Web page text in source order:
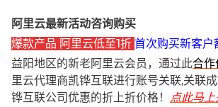
阿里云最新活动咨询购买
爆款产品 阿里云低至1折 首次购买新客户
益阳地区的新老阿里云会员，通过此合作
里云代理商凯铧互联进行账号关联,关联
铧互联公司优惠的折上折价格！
点此马